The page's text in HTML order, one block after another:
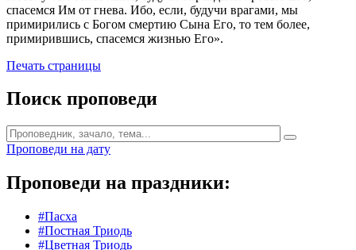
спасемся Им от гнева. Ибо, если, будучи врагами, мы
примирились с Богом смертию Сына Его, то тем более,
примирившись, спасемся жизнью Его».
Печать страницы
Поиск проповеди
Проповеди на дату
Проповеди на праздники:
#Пасха
#Постная Триодь
#Цветная Триодь